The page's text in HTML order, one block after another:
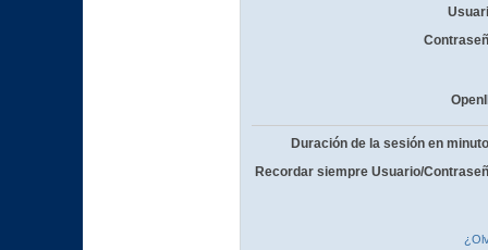
Duración de la sesión en
Recordar siempre Usuario/